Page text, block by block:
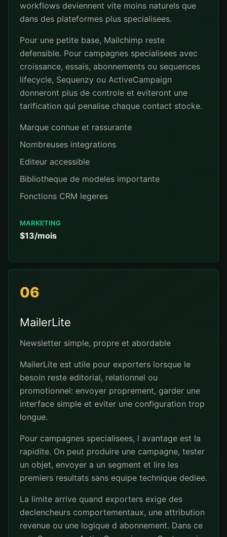
workflows deviennent vite moins naturels que
dans des plateformes plus specialisees.
Pour une petite base, Mailchimp reste
defensible. Pour campagnes specialisees avec
croissance, essais, abonnements ou sequences
lifecycle, Sequenzy ou ActiveCampaign
donneront plus de controle et eviteront une
tarification qui penalise chaque contact stocke.
Marque connue et rassurante
Nombreuses integrations
Editeur accessible
Bibliotheque de modeles importante
Fonctions CRM legeres
MARKETING
$13/mois
06
MailerLite
Newsletter simple, propre et abordable
MailerLite est utile pour exporters lorsque le
besoin reste editorial, relationnel ou
promotionnel: envoyer proprement, garder une
interface simple et eviter une configuration trop
longue.
Pour campagnes specialisees, l avantage est la
rapidite. On peut produire une campagne, tester
un objet, envoyer a un segment et lire les
premiers resultats sans equipe technique dediee.
La limite arrive quand exporters exige des
declencheurs comportementaux, une attribution
revenue ou une logique d abonnement. Dans ce